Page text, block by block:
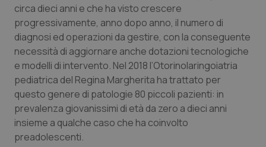
Provincia Autonoma di Bolzano
Provincia Autonoma di Trento
Puglia
Sardegna
Sicilia
Infezioni & Febbre
Ipertensione & Scompenso
Malattie rare
Malattia di Crohn & Rettocolite Ulcerosa
Neuroscienze & patologie neurodegenerative
circa dieci anni e che ha visto crescere
progressivamente, anno dopo anno, il numero di
diagnosi ed operazioni da gestire, con la conseguente
necessità di aggiornare anche dotazioni tecnologiche
e modelli di intervento. Nel 2018 l’Otorinolaringoiatria
pediatrica del Regina Margherita ha trattato per
questo genere di patologie 80 piccoli pazienti: in
prevalenza giovanissimi di età da zero a dieci anni
insieme a qualche caso che ha coinvolto
preadolescenti.